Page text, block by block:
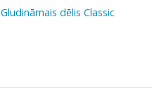
Gludināmais dēlis Classic